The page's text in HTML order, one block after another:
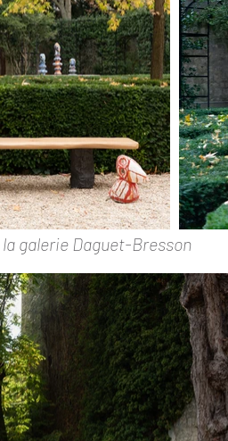
galerie Daguet-Bresson